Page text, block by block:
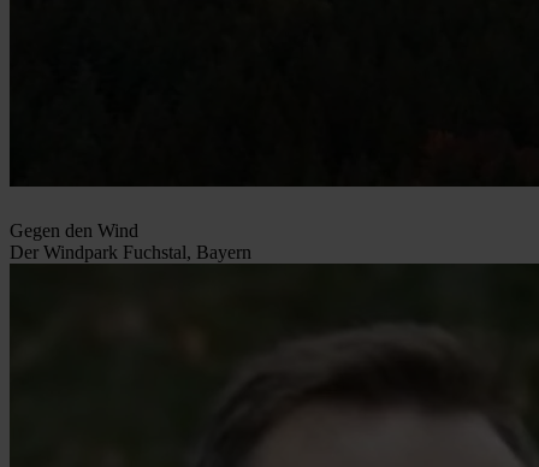
Gegen den Wind
Der Windpark Fuchstal, Bayern